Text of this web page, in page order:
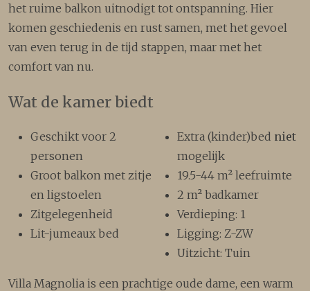
het ruime balkon uitnodigt tot ontspanning. Hier
komen geschiedenis en rust samen, met het gevoel
van even terug in de tijd stappen, maar met het
comfort van nu.
Wat de kamer biedt
Geschikt voor 2
personen
Groot balkon met zitje
en ligstoelen
Zitgelegenheid
Lit-jumeaux bed
Extra (kinder)bed niet
mogelijk
19.5-44 m² leefruimte
2 m² badkamer
Verdieping: 1
Ligging: Z-ZW
Uitzicht: Tuin
Villa Magnolia is een prachtige oude dame, een warm